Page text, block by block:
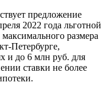
предложение
2022 года льготной
размера
Петербурге,
и до 6 млн руб. для
ставки не более